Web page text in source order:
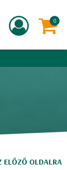
ELŐZŐ OLDALRA